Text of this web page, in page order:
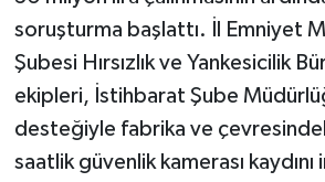
soruşturma başlattı. İl Emniyet
Şubesi Hırsızlık ve Yankesicilik
ekipleri, İstihbarat Şube
desteğiyle fabrika ve
saatlik güvenlik kamerası kaydını